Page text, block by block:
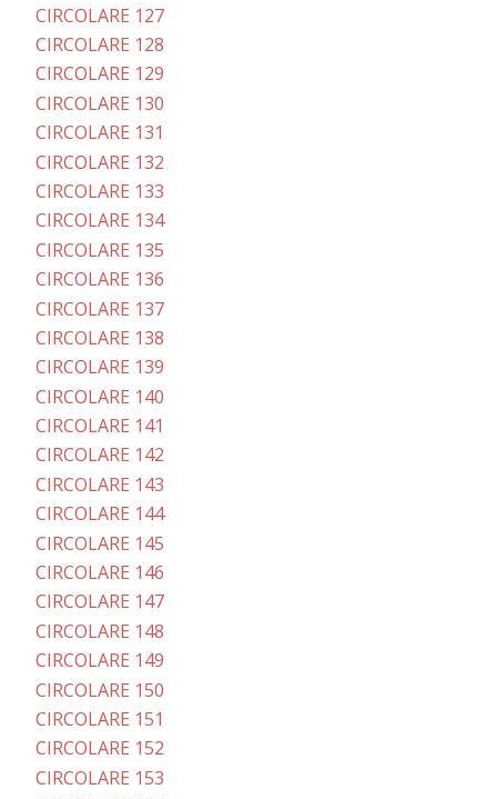
CIRCOLARE 127
CIRCOLARE 128
CIRCOLARE 129
CIRCOLARE 130
CIRCOLARE 131
CIRCOLARE 132
CIRCOLARE 133
CIRCOLARE 134
CIRCOLARE 135
CIRCOLARE 136
CIRCOLARE 137
CIRCOLARE 138
CIRCOLARE 139
CIRCOLARE 140
CIRCOLARE 141
CIRCOLARE 142
CIRCOLARE 143
CIRCOLARE 144
CIRCOLARE 145
CIRCOLARE 146
CIRCOLARE 147
CIRCOLARE 148
CIRCOLARE 149
CIRCOLARE 150
CIRCOLARE 151
CIRCOLARE 152
CIRCOLARE 153